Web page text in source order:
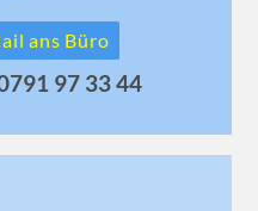
ans Büro
97 33 44